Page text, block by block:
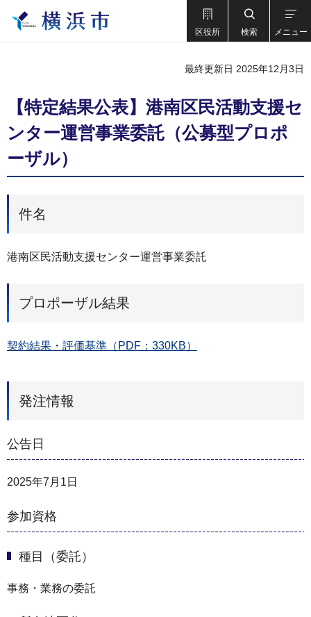
区役所 検索 メニュー
最終更新日 2025年12月3日
【特定結果公表】港南区民活動支援セ
ンター運営事業委託（公募型プロポ
ーザル）
件名
港南区民活動支援センター運営事業委託
プロポーザル結果
契約結果・評価基準（PDF：330KB）
発注情報
公告日
2025年7月1日
参加資格
種目（委託）
事務・業務の委託